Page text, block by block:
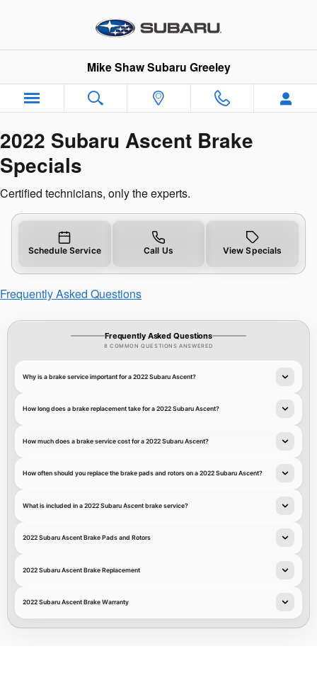
2022 Subaru Ascent Brake
Mike Shaw Subaru Greeley
2022 Subaru Ascent Brake
Specials
Certified technicians, only the experts.
Schedule Service Call Us View Specials
Frequently Asked Questions
Frequently Asked Questions
8 COMMON QUESTIONS ANSWERED
Why is a brake service important for a 2022 Subaru Ascent?
How long does a brake replacement take for a 2022 Subaru Ascent?
How much does a brake service cost for a 2022 Subaru Ascent?
How often should you replace the brake pads and rotors on a 2022 Subaru Ascent?
What is included in a 2022 Subaru Ascent brake service?
2022 Subaru Ascent Brake Pads and Rotors
2022 Subaru Ascent Brake Replacement
2022 Subaru Ascent Brake Warranty